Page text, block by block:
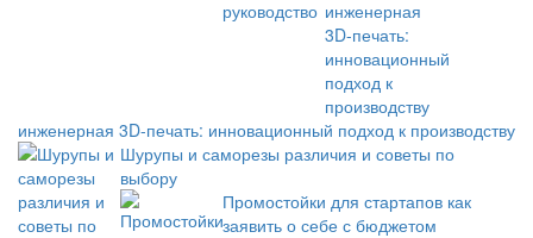
инженерная 3D-печать: инновационный подход к производству
Шурупы и саморезы различия и советы по
выбору
Промостойки для стартапов как
заявить о себе с бюджетом